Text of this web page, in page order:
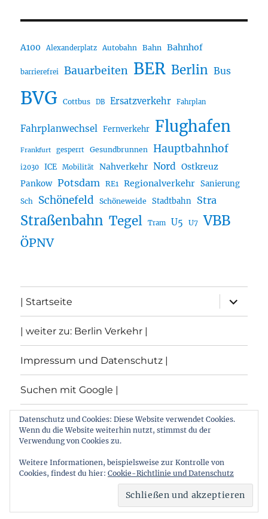
A100 Alexanderplatz Autobahn Bahn Bahnhof
barrierefrei Bauarbeiten BER Berlin Bus
BVG Cottbus DB Ersatzverkehr Fahrplan
Fahrplanwechsel Fernverkehr Flughafen
Frankfurt gesperrt Gesundbrunnen Hauptbahnhof
i2030 ICE Mobilität Nahverkehr Nord Ostkreuz
Pankow Potsdam RE1 Regionalverkehr Sanierung
Sch Schönefeld Schöneweide Stadtbahn Stra
Straßenbahn Tegel Tram U5 U7 VBB
ÖPNV
| Startseite
öffnen
| weiter zu: Berlin Verkehr |
Impressum und Datenschutz |
Suchen mit Google |
Themen
Archiv von: Berlin:Verkehr
Stolz präsentiert von
Datenschutz und Cookies: Diese Website verwendet Cookies.
Wenn du die Website weiterhin nutzt, stimmst du der
Verwendung von Cookies zu.
Weitere Informationen, beispielsweise zur Kontrolle von
Cookies, findest du hier: Cookie-Richtlinie und Datenschutz